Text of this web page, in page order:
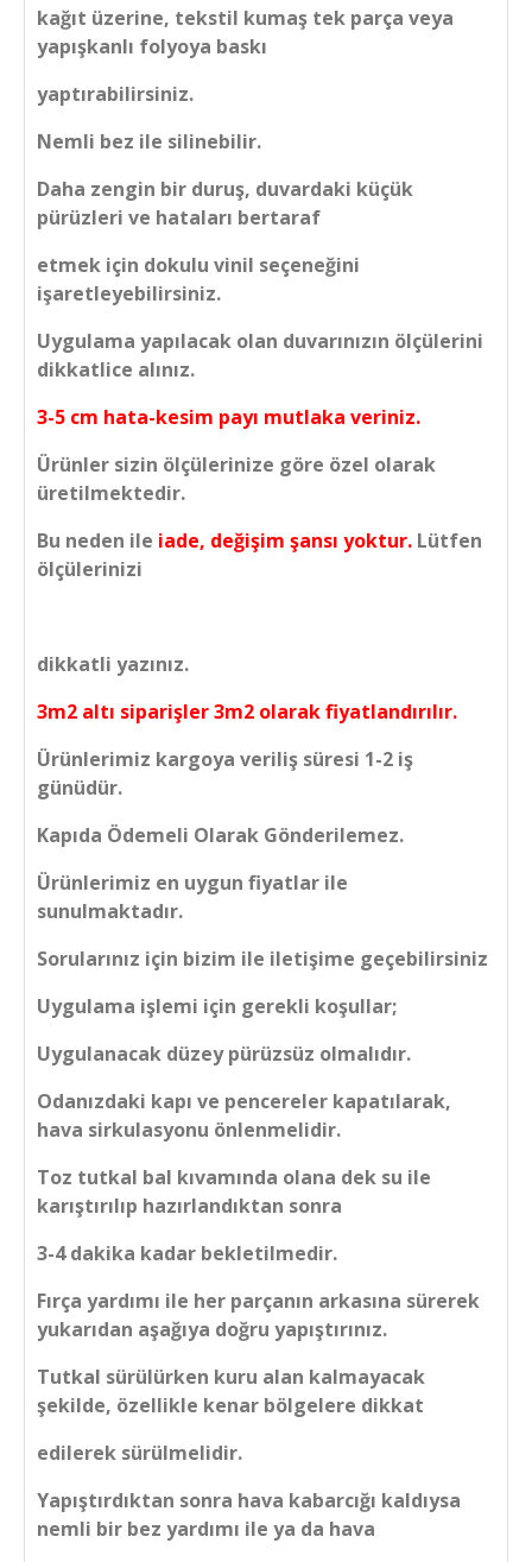
kağıt üzerine, tekstil kumaş tek parça veya
yapışkanlı folyoya baskı
yaptırabilirsiniz.
Nemli bez ile silinebilir.
Daha zengin bir duruş, duvardaki küçük
pürüzleri ve hataları bertaraf
etmek için dokulu vinil seçeneğini
işaretleyebilirsiniz.
Uygulama yapılacak olan duvarınızın ölçülerini
dikkatlice alınız.
3-5 cm hata-kesim payı mutlaka veriniz.
Ürünler sizin ölçülerinize göre özel olarak
üretilmektedir.
Bu neden ile iade, değişim şansı yoktur. Lütfen
ölçülerinizi
dikkatli yazınız.
3m2 altı siparişler 3m2 olarak fiyatlandırılır.
Ürünlerimiz kargoya veriliş süresi 1-2 iş
günüdür.
Kapıda Ödemeli Olarak Gönderilemez.
Ürünlerimiz en uygun fiyatlar ile
sunulmaktadır.
Sorularınız için bizim ile iletişime geçebilirsiniz
Uygulama işlemi için gerekli koşullar;
Uygulanacak düzey pürüzsüz olmalıdır.
Odanızdaki kapı ve pencereler kapatılarak,
hava sirkulasyonu önlenmelidir.
Toz tutkal bal kıvamında olana dek su ile
karıştırılıp hazırlandıktan sonra
3-4 dakika kadar bekletilmedir.
Fırça yardımı ile her parçanın arkasına sürerek
yukarıdan aşağıya doğru yapıştırınız.
Tutkal sürülürken kuru alan kalmayacak
şekilde, özellikle kenar bölgelere dikkat
edilerek sürülmelidir.
Yapıştırdıktan sonra hava kabarcığı kaldıysa
nemli bir bez yardımı ile ya da hava